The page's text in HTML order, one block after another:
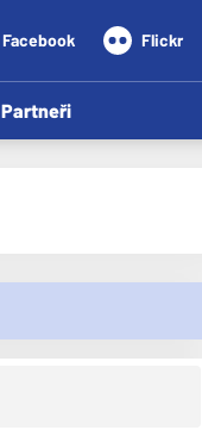
Facebook Flickr
Partneři